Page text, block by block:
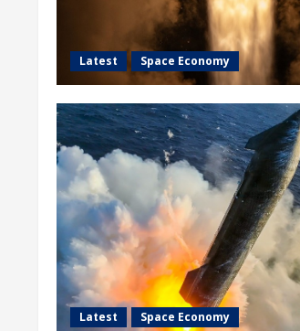
Latest Space Economy
Latest Space Economy